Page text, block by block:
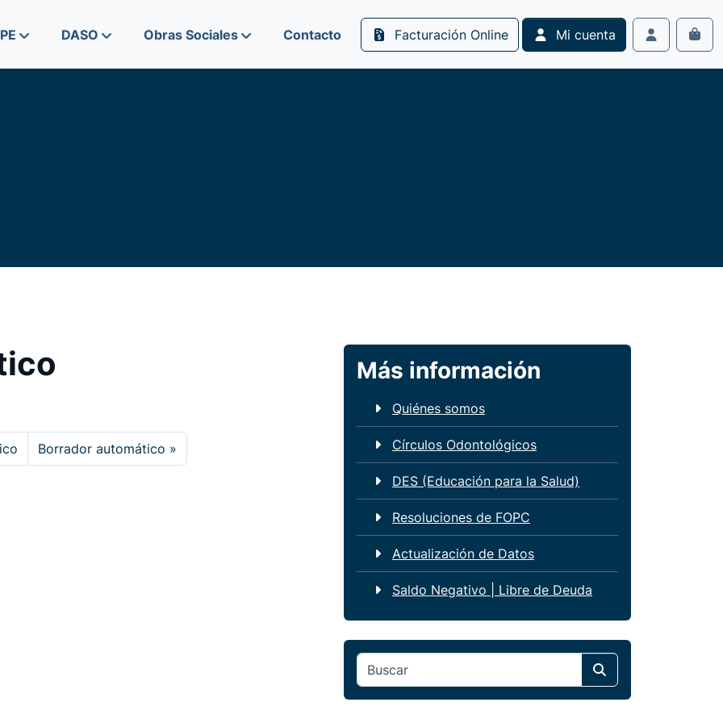
DASO Obras Sociales Contacto Facturación Online
Mi cuenta
Account
Cart
Borrador automático
Más información
Quiénes somos
Círculos Odontológicos
DES (Educación para la Salud)
Resoluciones de FOPC
Actualización de Datos
Saldo Negativo | Libre de Deuda